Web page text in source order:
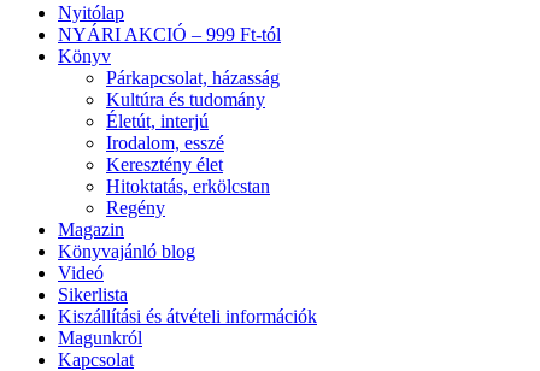
Nyitólap
NYÁRI AKCIÓ – 999 Ft-tól
Könyv
Párkapcsolat, házasság
Kultúra és tudomány
Életút, interjú
Irodalom, esszé
Keresztény élet
Hitoktatás, erkölcstan
Regény
Magazin
Könyvajánló blog
Videó
Sikerlista
Kiszállítási és átvételi információk
Magunkról
Kapcsolat